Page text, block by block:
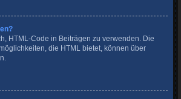
HTML-Code in Beiträgen zu verwenden. Die
die HTML bietet, können über